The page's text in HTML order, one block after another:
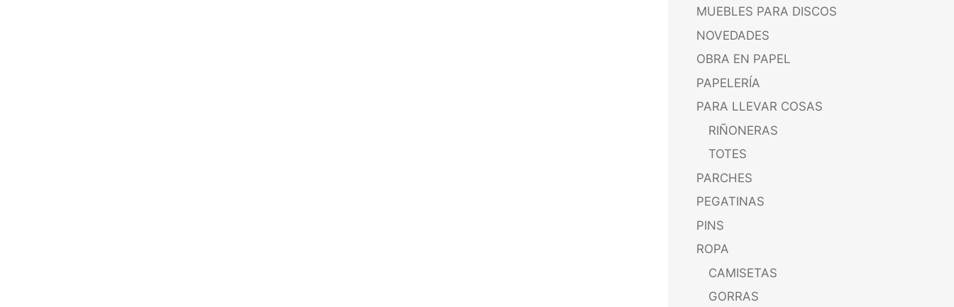
MUEBLES PARA DISCOS
NOVEDADES
OBRA EN PAPEL
PAPELERÍA
PARA LLEVAR COSAS
RIÑONERAS
TOTES
PARCHES
PEGATINAS
PINS
ROPA
CAMISETAS
GORRAS